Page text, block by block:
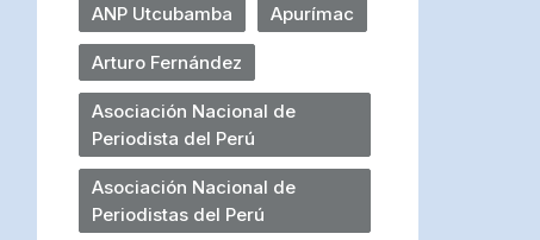
ANP Utcubamba Apurímac
Arturo Fernández
Asociación Nacional de
Periodista del Perú
Asociación Nacional de
Periodistas del Perú